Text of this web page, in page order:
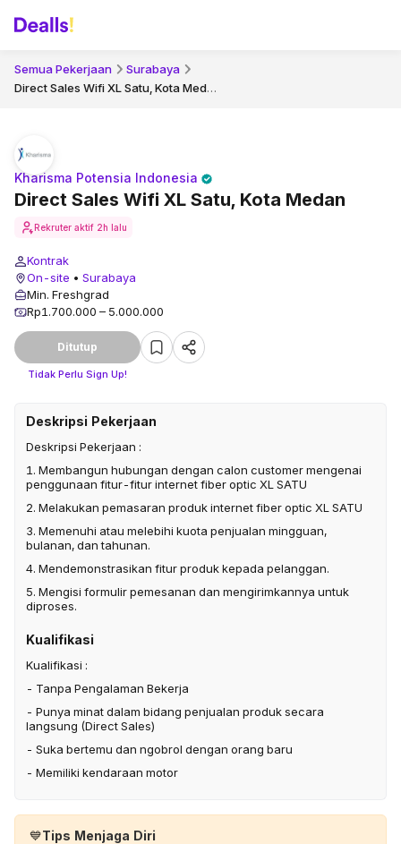
Semua Pekerjaan Surabaya
Direct Sales Wifi XL Satu, Kota Medan
Direct Sales Wifi XL Satu, Kota Medan
Kharisma Potensia Indonesia
Rekruter aktif 2h lalu
Kontrak
On-site • Surabaya
Min. Freshgrad
Rp1.700.000 – 5.000.000
Ditutup
Tidak Perlu Sign Up!
Deskripsi Pekerjaan
Deskripsi Pekerjaan :
1. Membangun hubungan dengan calon customer mengenai
penggunaan fitur-fitur internet fiber optic XL SATU
2. Melakukan pemasaran produk internet fiber optic XL SATU
3. Memenuhi atau melebihi kuota penjualan mingguan,
bulanan, dan tahunan.
4. Mendemonstrasikan fitur produk kepada pelanggan.
5. Mengisi formulir pemesanan dan mengirimkannya untuk
diproses.
Kualifikasi
Kualifikasi :
- Tanpa Pengalaman Bekerja
- Punya minat dalam bidang penjualan produk secara
langsung (Direct Sales)
- Suka bertemu dan ngobrol dengan orang baru
- Memiliki kendaraan motor
💙Tips Menjaga Diri